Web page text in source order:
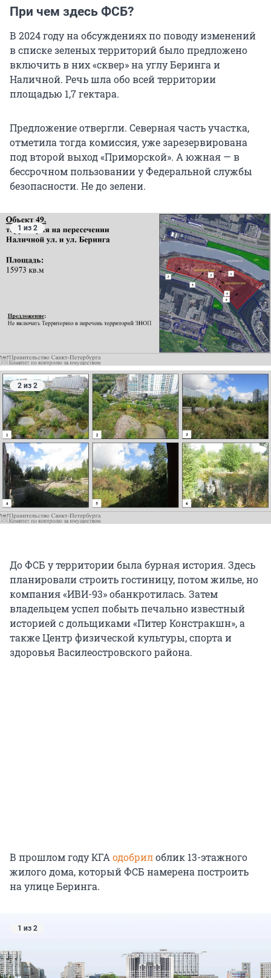
При чем здесь ФСБ?
В 2024 году на обсуждениях по поводу изменений
в списке зеленых территорий было предложено
включить в них «сквер» на углу Беринга и
Наличной. Речь шла обо всей территории
площадью 1,7 гектара.
Предложение отвергли. Северная часть участка,
отметила тогда комиссия, уже зарезервирована
под второй выход «Приморской». А южная — в
бессрочном пользовании у Федеральной службы
безопасности. Не до зелени.
1 из 2
2 из 2
До ФСБ у территории была бурная история. Здесь
планировали строить гостиницу, потом жилье, но
компания «ИВИ-93» обанкротилась. Затем
владельцем успел побыть печально известный
историей с дольщиками «Питер Констракшн», а
также Центр физической культуры, спорта и
здоровья Василеостровского района.
В прошлом году КГА одобрилоблик 13-этажного
жилого дома, который ФСБ намерена построить
на улице Беринга.
1 из 2